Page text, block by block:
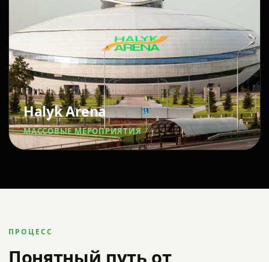
Halyk Arena
МАССОВЫЕ МЕРОПРИЯТИЯ
ПРОЦЕСС
Понятный путь от